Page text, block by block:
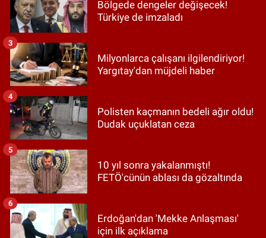
Bölgede dengeler değişecek!
Türkiye de imzaladı
Milyonlarca çalışanı ilgilendiriyor!
Yargıtay'dan müjdeli haber
3
Polisten kaçmanın bedeli ağır oldu!
Dudak uçuklatan ceza
4
10 yıl sonra yakalanmıştı!
FETÖ'cünün ablası da gözaltında
5
Erdoğan'dan 'Mekke Anlaşması'
için ilk açıklama
6